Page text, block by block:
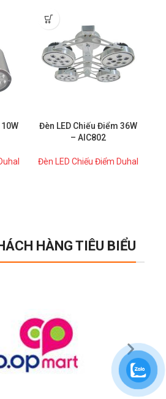
Đèn LED Chiếu Điểm 36W
– AIC802
Đèn LED Chiếu Điểm Duhal
HÀNG TIÊU BIỂU